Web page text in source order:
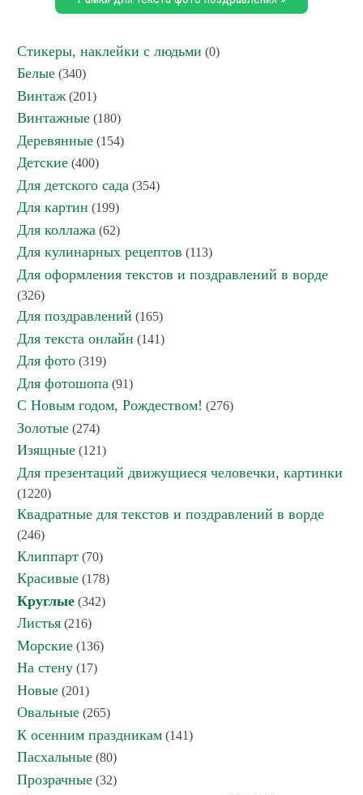
Стикеры, наклейки с людьми (0)
Белые (340)
Винтаж (201)
Винтажные (180)
Деревянные (154)
Детские (400)
Для детского сада (354)
Для картин (199)
Для коллажа (62)
Для кулинарных рецептов (113)
Для оформления текстов и поздравлений в ворде
(326)
Для поздравлений (165)
Для текста онлайн (141)
Для фото (319)
Для фотошопа (91)
С Новым годом, Рождеством! (276)
Золотые (274)
Изящные (121)
Для презентаций движущиеся человечки, картинки
(1220)
Квадратные для текстов и поздравлений в ворде
(246)
Клиппарт (70)
Красивые (178)
Круглые (342)
Листья (216)
Морские (136)
На стену (17)
Новые (201)
Овальные (265)
К осенним праздникам (141)
Пасхальные (80)
Прозрачные (32)